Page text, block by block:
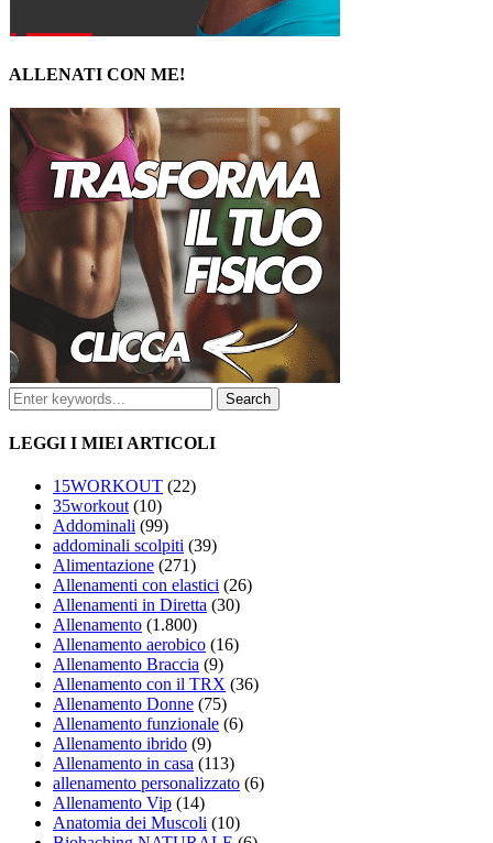
ALLENATI CON ME!
LEGGI I MIEI ARTICOLI
15WORKOUT (22)
35workout (10)
Addominali (99)
addominali scolpiti (39)
Alimentazione (271)
Allenamenti con elastici (26)
Allenamenti in Diretta (30)
Allenamento (1.800)
Allenamento aerobico (16)
Allenamento Braccia (9)
Allenamento con il TRX (36)
Allenamento Donne (75)
Allenamento funzionale (6)
Allenamento ibrido (9)
Allenamento in casa (113)
allenamento personalizzato (6)
Allenamento Vip (14)
Anatomia dei Muscoli (10)